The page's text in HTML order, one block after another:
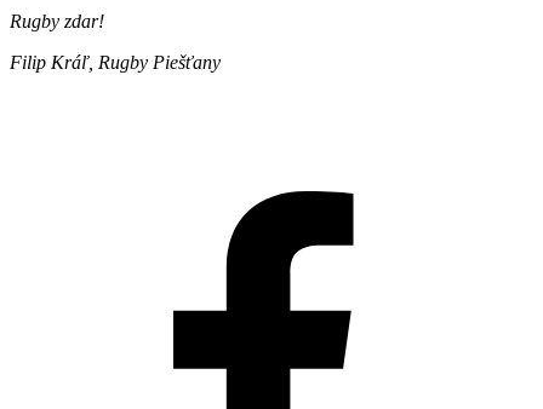
Rugby zdar!
Filip Kráľ, Rugby Piešťany